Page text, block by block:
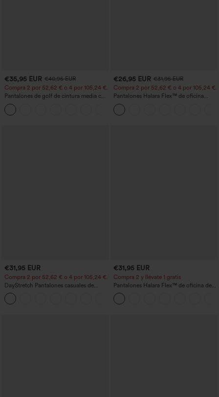
€35,95 EUR €40,95 EUR
Compra 2 por 52,62 € o 4 por 105,24 €.
Pantalones de golf de cintura media con
cordón, dobladillo curvo, secado rápido,
de corte cónico y con bolsillos - UPF40+
€26,95 EUR €31,95 EUR
Compra 2 por 52,62 € o 4 por 105,24 €.
Pantalones Halara Flex™ de oficina
anchos plisados de tiro alto con bolsillos
en tela tipo gofre
€31,95 EUR
Compra 2 por 52,62 € o 4 por 105,24 €.
DayStretch Pantalones casuales de
cintura alta con pernera tipo barril y
bolsillos
€31,95 EUR
Compra 2 y llévate 1 gratis
Pantalones Halara Flex™ de oficina de
tiro alto ligeramente acampanados con
bolsillos